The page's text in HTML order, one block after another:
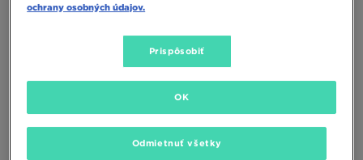
130,00 €
ochrany osobných údajov.
Prispôsobiť
Odmietnuť všetky
OK